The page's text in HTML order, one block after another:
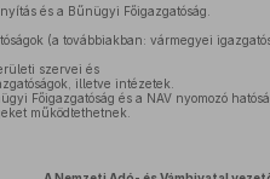
és a Bűnügyi Főigazgatóság.
(a továbbiakban: vármegyei
szervei és
illetve intézetek.
Főigazgatóság és a NAV nyomozó
működtethetnek.